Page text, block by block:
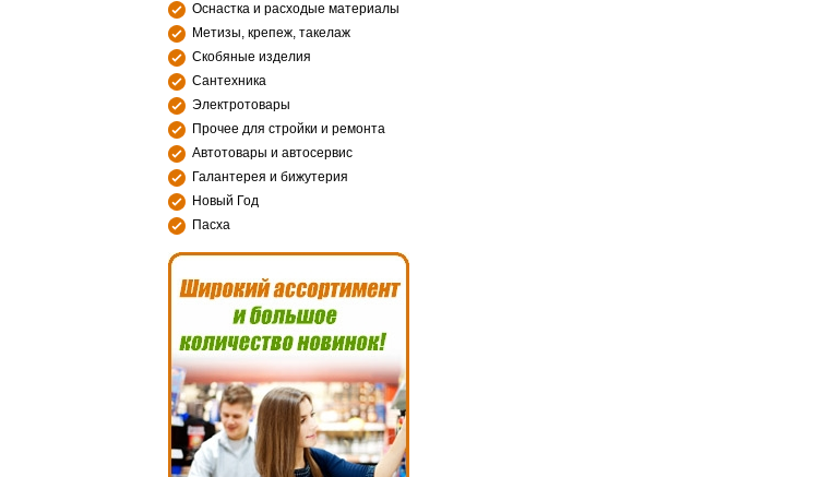
Оснастка и расходые материалы
Метизы, крепеж, такелаж
Скобяные изделия
Сантехника
Электротовары
Прочее для стройки и ремонта
Автотовары и автосервис
Галантерея и бижутерия
Новый Год
Пасха